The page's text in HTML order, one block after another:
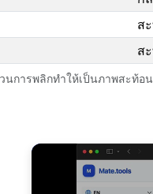
ส
ส
การพลิกทำให้เป็นภาพสะท้อน